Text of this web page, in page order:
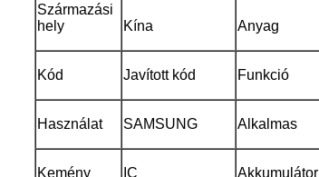
Származási
hely
Kína Anyag
Kód Javított kód Funkció
Használat SAMSUNG Alkalmas
Kemény IC Akkumulátor